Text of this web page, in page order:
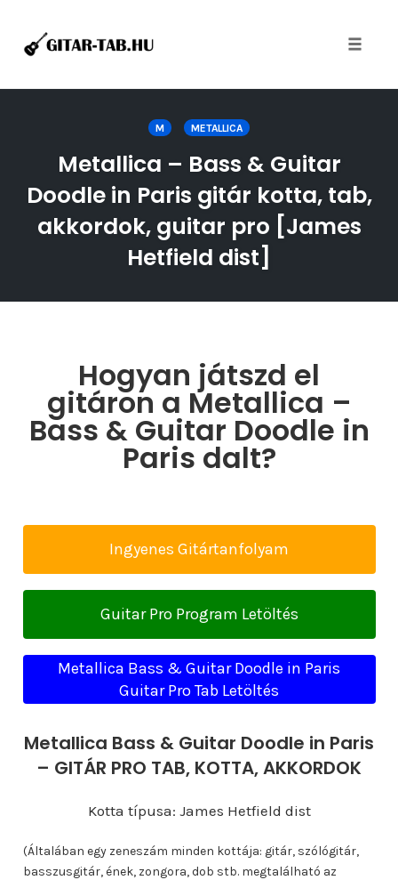
M METALLICA
Metallica – Bass & Guitar
Doodle in Paris gitár kotta, tab,
akkordok, guitar pro [James
Hetfield dist]
Hogyan játszd el
gitáron a Metallica –
Bass & Guitar Doodle in
Paris dalt?
Ingyenes Gitártanfolyam
Guitar Pro Program Letöltés
Metallica Bass & Guitar Doodle in Paris
Guitar Pro Tab Letöltés
Metallica Bass & Guitar Doodle in Paris
– GITÁR PRO TAB, KOTTA, AKKORDOK
Kotta típusa: James Hetfield dist
(Általában egy zeneszám minden kottája: gitár, szólógitár,
basszusgitár, ének, zongora, dob stb. megtalálható az